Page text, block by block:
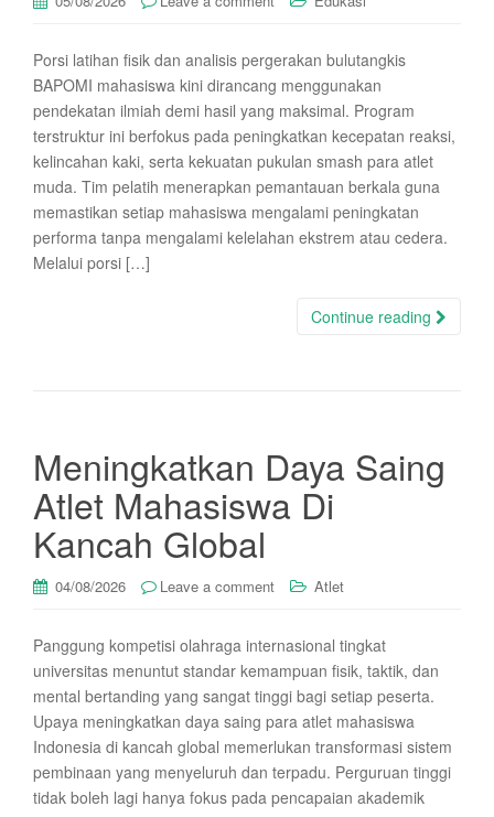
Porsi latihan fisik dan analisis pergerakan bulutangkis
BAPOMI mahasiswa kini dirancang menggunakan
pendekatan ilmiah demi hasil yang maksimal. Program
terstruktur ini berfokus pada peningkatkan kecepatan reaksi,
kelincahan kaki, serta kekuatan pukulan smash para atlet
muda. Tim pelatih menerapkan pemantauan berkala guna
memastikan setiap mahasiswa mengalami peningkatan
performa tanpa mengalami kelelahan ekstrem atau cedera.
Melalui porsi […]
Continue reading
Meningkatkan Daya Saing
Atlet Mahasiswa Di
Kancah Global
04/08/2026 Leave a comment Atlet
Panggung kompetisi olahraga internasional tingkat
universitas menuntut standar kemampuan fisik, taktik, dan
mental bertanding yang sangat tinggi bagi setiap peserta.
Upaya meningkatkan daya saing para atlet mahasiswa
Indonesia di kancah global memerlukan transformasi sistem
pembinaan yang menyeluruh dan terpadu. Perguruan tinggi
tidak boleh lagi hanya fokus pada pencapaian akademik